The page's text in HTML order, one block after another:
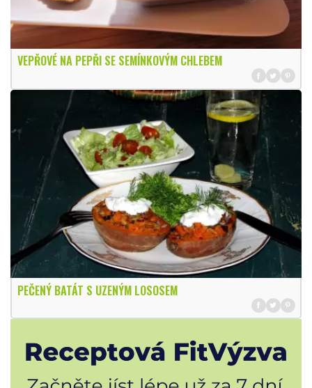
VEPŘOVÉ NA PEPŘI SE SEMÍNKOVÝM CHLEBEM
PEČENÝ BATÁT S UZENÝM LOSOSEM